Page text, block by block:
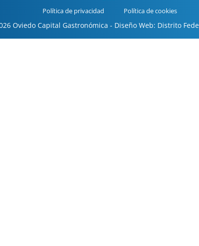
Política de privacidad Política de cookies
Oviedo Capital Gastronómica - Diseño Web: Distrito